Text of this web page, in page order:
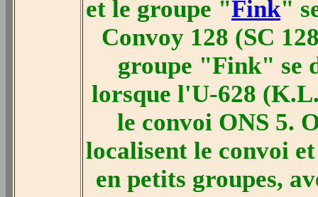
et le groupe "Fink"
Convoy 128 (SC
groupe "Fink" se
lorsque l'U-628
le convoi ONS 5.
localisent le convoi
en petits groupes,